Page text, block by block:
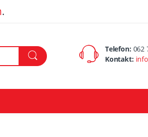
.
Telefon: 062
Kontakt: